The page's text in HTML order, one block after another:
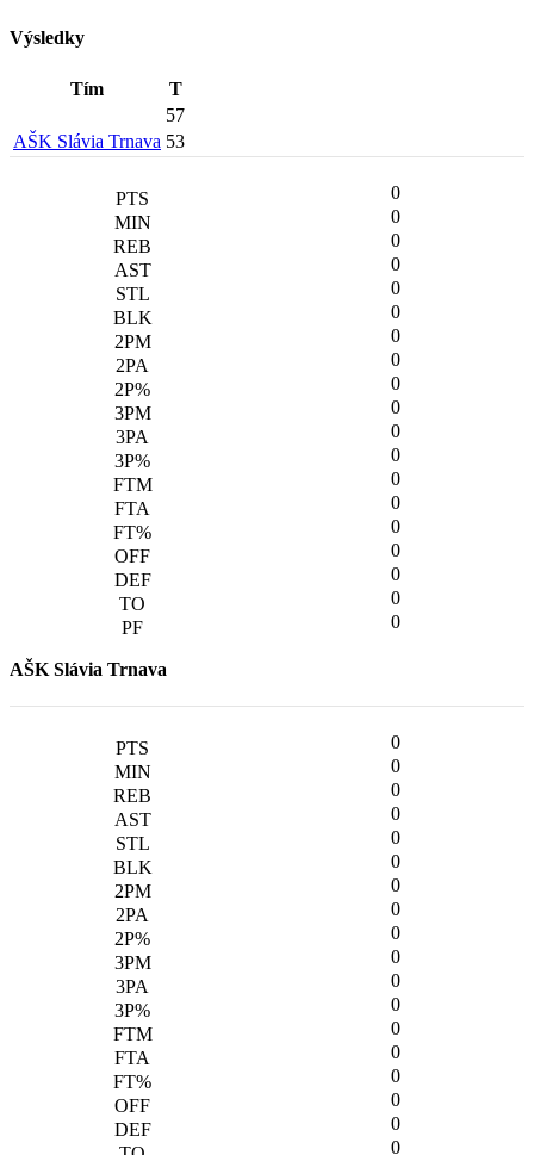
Výsledky
Tím
T
57
AŠK Slávia Trnava 53
0
0
0
0
0
0
0
0
0
0
0
0
0
0
0
0
0
0
0
AŠK Slávia Trnava
0
0
0
0
0
0
0
0
0
0
0
0
0
0
0
0
0
0